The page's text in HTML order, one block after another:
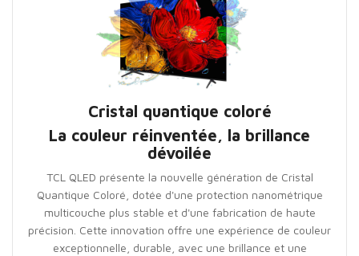
Cristal quantique coloré
La couleur réinventée, la brillance
dévoilée
TCL QLED présente la nouvelle génération de Cristal
Quantique Coloré, dotée d'une protection nanométrique
multicouche plus stable et d'une fabrication de haute
précision. Cette innovation offre une expérience de couleur
exceptionnelle, durable, avec une brillance et une